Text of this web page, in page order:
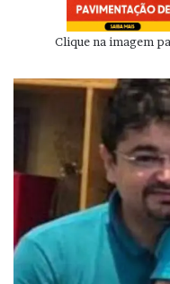
Clique na imagem